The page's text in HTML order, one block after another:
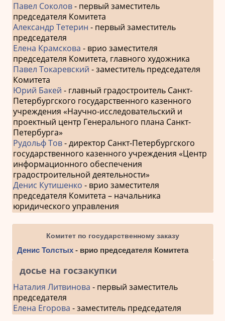
Павел Соколов- первый заместитель
председателя Комитета
Александр Тетерин - первый заместитель
председателя
Елена Крамскова - врио заместителя
председателя Комитета, главного художника
Павел Токаревский - заместитель председателя
Комитета
Юрий Бакей - главный градостроитель Санкт-
Петербургского государственного казенного
учреждения «Научно-исследовательский и
проектный центр Генерального плана Санкт-
Петербурга»
Рудольф Тов- директор Санкт-Петербургского
государственного казенного учреждения «Центр
информационного обеспечения
градостроительной деятельности»
Денис Кутишенко - врио заместителя
председателя Комитета – начальника
юридического управления
Комитет по государственному заказу
Денис Толстых- врио председателя Комитета
досье на госзакупки
Наталия Литвинова - первый заместитель
председателя
Елена Егорова - заместитель председателя